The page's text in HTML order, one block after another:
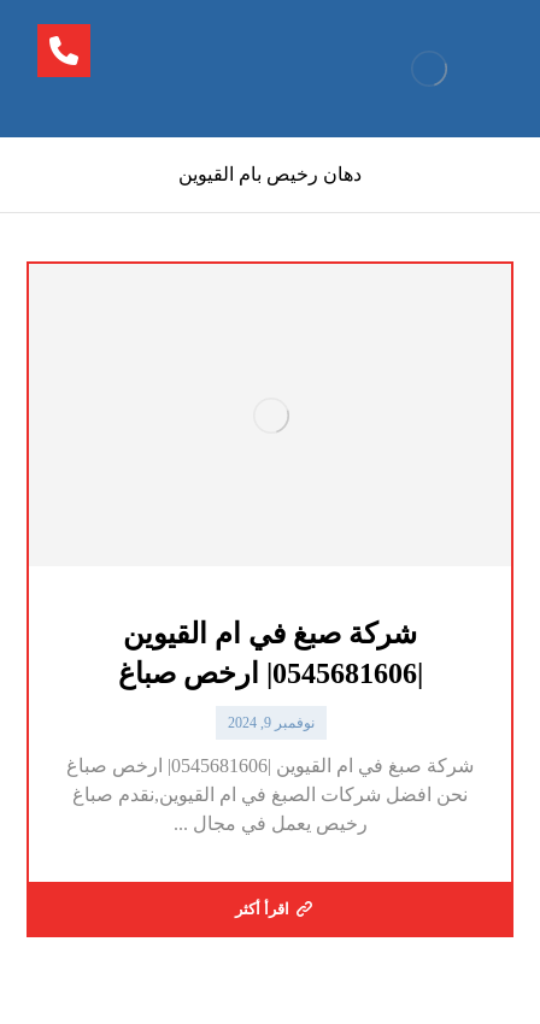
دهان رخيص بام القيوين
شركة صبغ في ام القيوين
|0545681606| ارخص صباغ
نوفمبر 9, 2024
شركة صبغ في ام القيوين |0545681606| ارخص صباغ
نحن افضل شركات الصبغ في ام القيوين,نقدم صباغ
رخيص يعمل في مجال ...
اقرأ أكثر